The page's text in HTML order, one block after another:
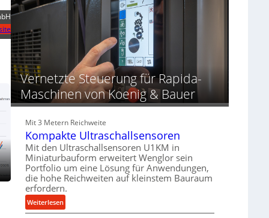
o
d
ü
r
d
e
P
r
o
d
u
k
t
d
Vernetzte Steuerung für Rapida-
Maschinen von Koenig & Bauer
Mit 3 Metern Reichweite
Kompakte Ultraschallsensoren
Mit den Ultraschallsensoren U1KM in
Miniaturbauform erweitert Wenglor sein
Portfolio um eine Lösung für Anwendungen,
die hohe Reichweiten auf kleinstem Bauraum
erfordern.
Weiterlesen:
K